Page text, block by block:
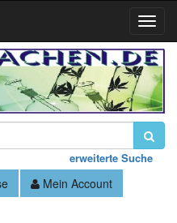
erweiterte Suche
Mein Account
Toggle